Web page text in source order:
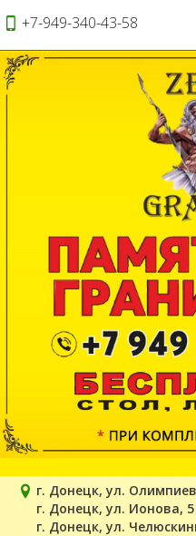
+7-949-340-43-58
г. Донецк, ул.
г. Донецк, ул. Ионова, 5
г. Донецк, ул.